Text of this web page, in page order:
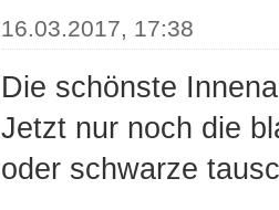
16.03.2017, 17:38
Die schönste
Jetzt nur noch die
oder schwarze